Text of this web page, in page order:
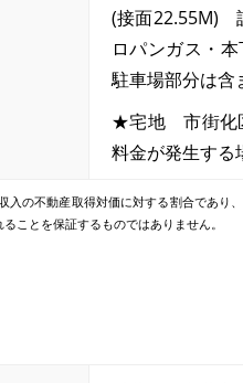
(接面22.55M)
ロパンガス・
駐車場部分は含
★宅地 市街化
料金が発生する
入の不動産取得対価に対する割合であり
ことを保証するものではありません。